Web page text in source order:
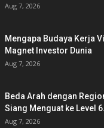
Aug 7, 2026
Mengapa Budaya Kerja
Magnet Investor Dunia
Aug 7, 2026
Beda Arah dengan
Siang Menguat ke Level
Aug 7, 2026